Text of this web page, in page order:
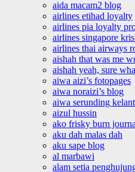
aida macam2 blog
airlines etihad loyalty
airlines pia loyalty
airlines singapore
airlines thai airways
aishah that was me
aishah yeah, sure
aiwa aizi’s fotopages
aiwa noraizi’s blog
aiwa serunding
aizul hussin
ako frisky burn
aku dah malas dah
aku sape blog
al marbawi
alam setia